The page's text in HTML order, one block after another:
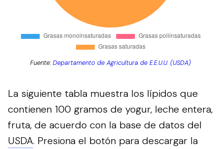
Fuente:Departamento de Agricultura de E.E.U.U. (USDA)
La siguiente tabla muestra los lípidos que
contienen 100 gramos de yogur, leche entera,
fruta, de acuerdo con la base de datos del
USDA. Presiona el botón para descargar la